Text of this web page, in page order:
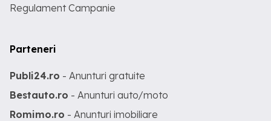
Regulament Campanie
Parteneri
Publi24.ro - Anunturi gratuite
Bestauto.ro - Anunturi auto/moto
Romimo.ro - Anunturi imobiliare